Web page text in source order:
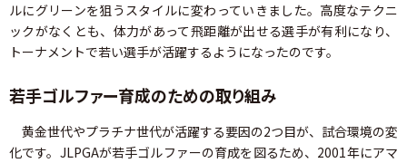
ルにグリーンを狙うスタイルに変わっていきました。高度なテクニ
ックがなくとも、体力があって飛距離が出せる選手が有利になり、
トーナメントで若い選手が活躍するようになったのです。
若手ゴルファー育成のための取り組み
黄金世代やプラチナ世代が活躍する要因の2つ目が、試合環境の変
化です。JLPGAが若手ゴルファーの育成を図るため、2001年にアマ